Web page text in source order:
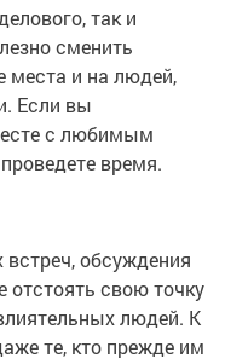
так и
сменить
места и на людей,
Если вы
с любимым
время.
обсуждения
свою точку
людей. К
те, кто прежде им